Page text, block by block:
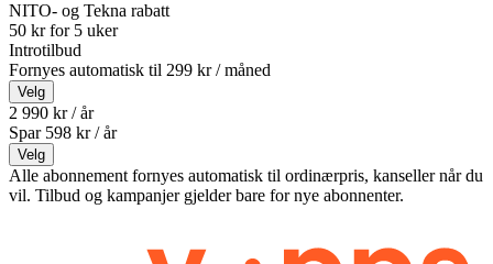
NITO- og Tekna rabatt
50 kr for 5 uker
Introtilbud
Fornyes automatisk til 299 kr / måned
Velg
2 990 kr / år
Spar 598 kr /år
Velg
Alle abonnement fornyes automatisk til ordinærpris, kanseller når du
vil. Tilbud og kampanjer gjelder bare for nye abonnenter.